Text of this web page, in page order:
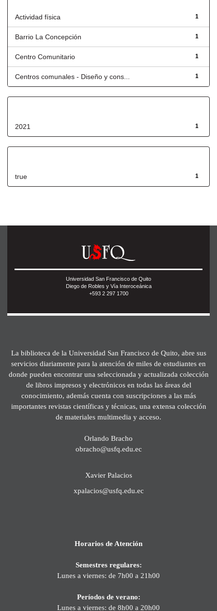
1
Actividad física
1
Barrio La Concepción
1
Centro Comunitario
1
Centros comunales - Diseño y cons...
1
2021
1
true
Universidad San Francisco de Quito
Diego de Robles y Vía Interoceánica
+593 2 297 1700
La biblioteca de la Universidad San Francisco de Quito, abre sus
servicios diariamente para la atención de miles de estudiantes en
donde pueden encontrar una seleccionada y actualizada colección
de libros impresos y electrónicos en todas las áreas del
conocimiento, además cuenta con suscripciones a las más
importantes revistas científicas y técnicas, una extensa colección
de materiales multimedia y acceso.
Orlando Bracho
obracho@usfq.edu.ec
Xavier Palacios
xpalacios@usfq.edu.ec
Horarios de Atención
Semestres regulares:
Lunes a viernes: de 7h00 a 21h00
Períodos de verano:
Lunes a viernes: de 8h00 a 20h00